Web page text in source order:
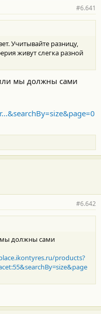
#6.641
Учитывайте разницу,
живут слегка разной
мы должны сами
#6.642
мы должны сами
products?